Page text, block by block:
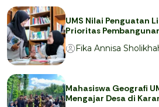
UMS Nilai Penguatan
Prioritas
Fika Annisa
Mahasiswa Geografi
Mengajar Desa di